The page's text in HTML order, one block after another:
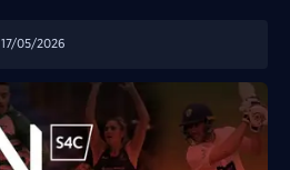
17/05/2026